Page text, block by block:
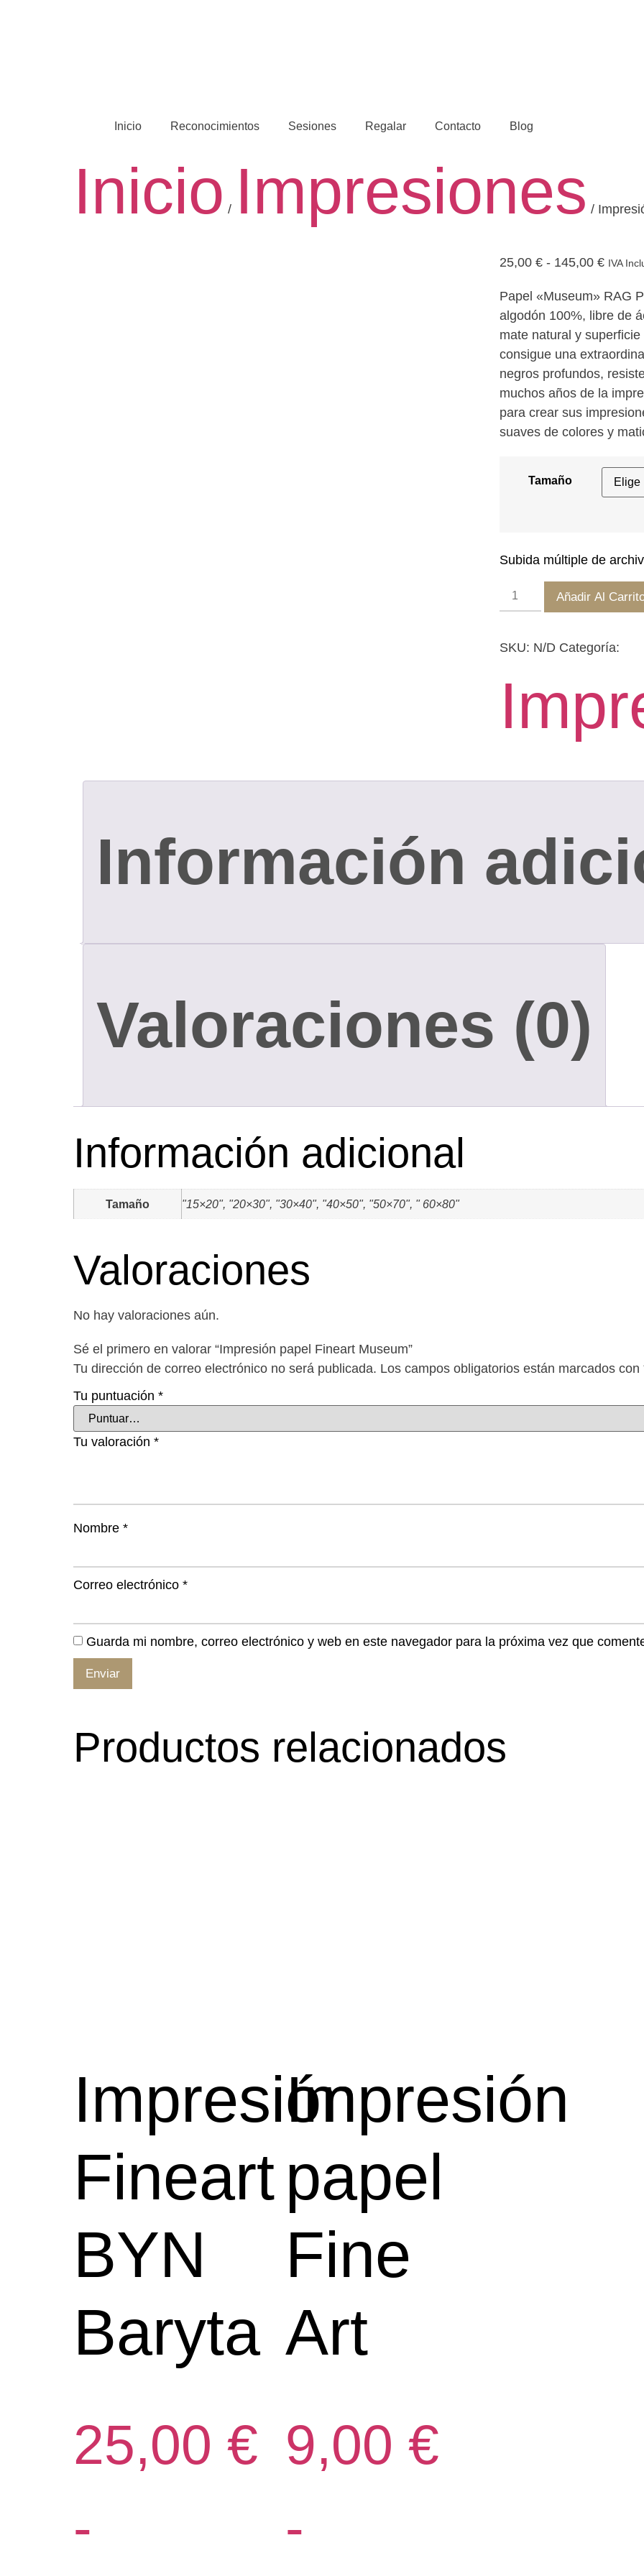
Inicio Reconocimientos Sesiones Regalar Contacto Blog
Inicio / Impresiones /
25,00 € - 145,00 €Rango
desde
25,00
hasta
IVA
Papel «Museum» RAG
algodón 100%, libre de
mate natural y
consigue una
negros profundos,
muchos años de la
para crear sus
suaves de colores y
Tamaño
Subida múltiple de
papel
Fineart
Añadir Al
SKU: N/D Categoría:
Información
Valoraciones (0)
Información adicional
Tamaño "15×20", "20×30", "30×40", "40×50", "50×70", " 60×80"
Valoraciones
No hay valoraciones aún.
Sé el primero en valorar “Impresión papel Fineart Museum”
Tu dirección de correo electrónico no será publicada. Los campos obligatorios están marcados con
Tu puntuación *
Tu valoración *
Nombre *
Correo electrónico *
Guarda mi nombre, correo electrónico y web en este navegador para la próxima vez que
Productos relacionados
Impresión
Fineart
BYN
Baryta
25,00 €
-
Impresión
papel
Fine
Art
9,00 €
-